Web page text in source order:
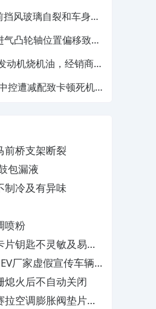
风玻璃自裂和车身多
气凸轮轴位置偏移致发
动机烧机油，经销商推
控遭减配致卡顿死机，
前桥支架断裂
包漏液
制冷及有异味
喷粉
钥匙不灵敏及易消
厂家虚假宣传车辆配
熄火后不自动关闭
空调膨胀阀垫片生